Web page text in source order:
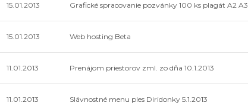
15.01.2013 Grafické spracovanie pozvánky 100 ks plagát A2 A3
15.01.2013 Web hosting Beta
11.01.2013 Prenájom priestorov zml. zo dňa 10.1.2013
11.01.2013 Slávnostné menu ples Diridonky 5.1.2013